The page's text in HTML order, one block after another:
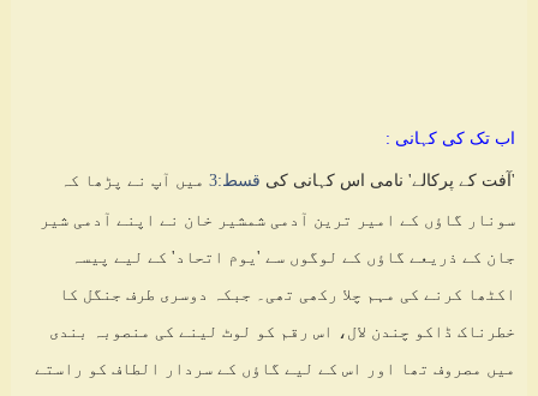
اب تک کی کہانی :
'آفت کے پرکالے' نامی اس کہانی کی قسط:3 میں آپ نے پڑھا کہ
سونار گاؤں کے امیر ترین آدمی شمشیر خان نے اپنے آدمی شیر
جان کے ذریعے گاؤں کے لوگوں سے 'یوم اتحاد' کے لیے پیسہ
اکٹھا کرنے کی مہم چلا رکھی تھی۔ جبکہ دوسری طرف جنگل کا
خطرناک ڈاکو چندن لال، اس رقم کو لوٹ لینے کی منصوبہ بندی
میں مصروف تھا اور اس کے لیے گاؤں کے سردار الطاف کو راستے